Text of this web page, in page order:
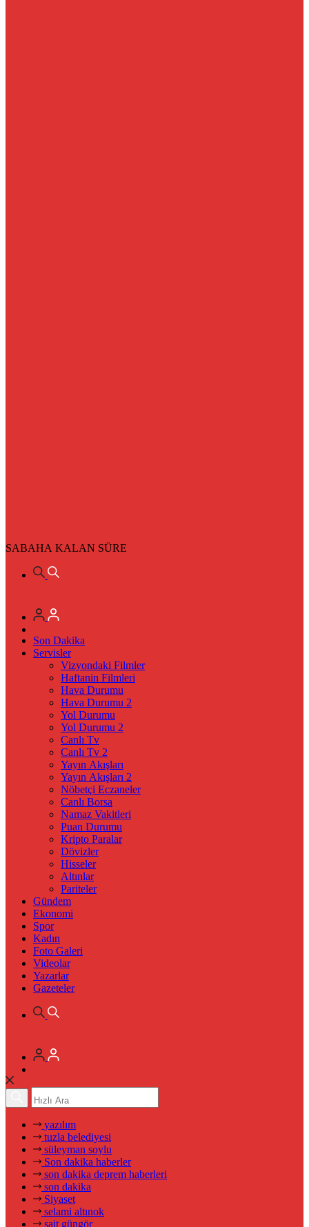
SABAHA KALAN SÜRE
Son Dakika
Servisler
Vizyondaki Filmler
Haftanin Filmleri
Hava Durumu
Hava Durumu 2
Yol Durumu
Yol Durumu 2
Canlı Tv
Canlı Tv 2
Yayın Akışları
Yayın Akışları 2
Nöbetçi Eczaneler
Canlı Borsa
Namaz Vakitleri
Puan Durumu
Kripto Paralar
Dövizler
Hisseler
Altınlar
Pariteler
Gündem
Ekonomi
Spor
Kadın
Foto Galeri
Videolar
Yazarlar
Gazeteler
yazılım
tuzla belediyesi
süleyman soylu
Son dakika haberler
son dakika deprem haberleri
son dakika
Siyaset
selami altınok
sait güngör